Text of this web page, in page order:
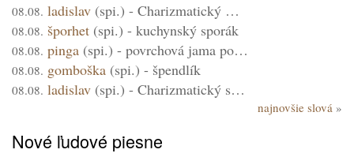
08.08. ladislav (spi.) - Charizmatický muž
08.08. šporhet (spi.) - kuchynský sporák
08.08. pinga (spi.) - povrchová jama po zavalení štôlne
08.08. gomboška (spi.) - špendlík
08.08. ladislav (spi.) - Charizmatický sex idol
najnovšie slová
Nové ľudové piesne